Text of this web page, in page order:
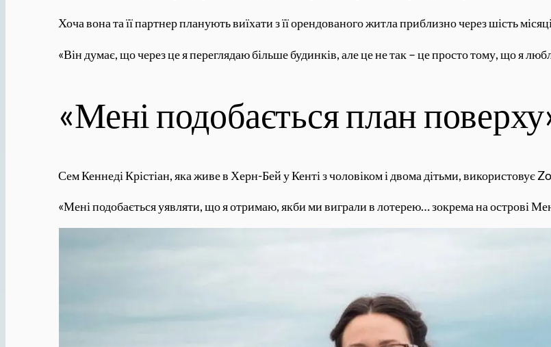
Хоча вона та її партнер планують виїхати з її орендованого житла приблизно через шість
«Він думає, що через це я переглядаю більше будинків, але це не так – це просто тому, що я
«Мені подобається план
Сем Кеннеді Крістіан, яка живе в Херн-Бей у Кенті з чоловіком і двома дітьми, використовує
«Мені подобається уявляти, що я отримаю, якби ми виграли в лотерею… зокрема на острові